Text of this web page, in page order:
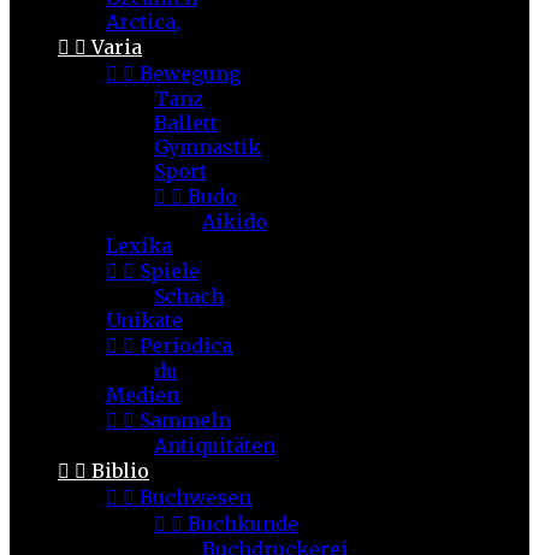
Arctica,
  Varia
  Bewegung
Tanz
Ballett
Gymnastik
Sport
  Budo
Aikido
Lexika
  Spiele
Schach
Unikate
  Periodica
du
Medien
  Sammeln
Antiquitäten
  Biblio
  Buchwesen
  Buchkunde
Buchdruckerei